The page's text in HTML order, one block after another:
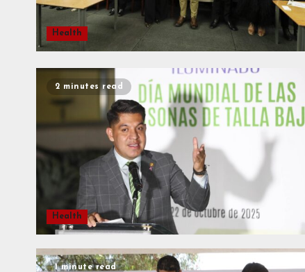
Health
2 minutes read
Health
1 minute read